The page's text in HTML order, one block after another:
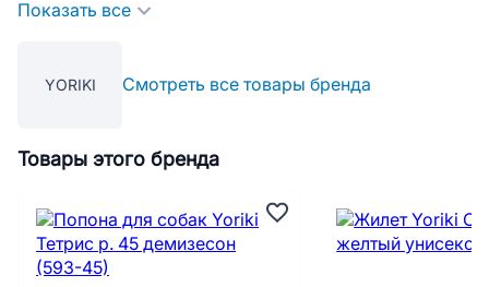
Показать все
YORIKI Смотреть все товары бренда
Товары этого бренда